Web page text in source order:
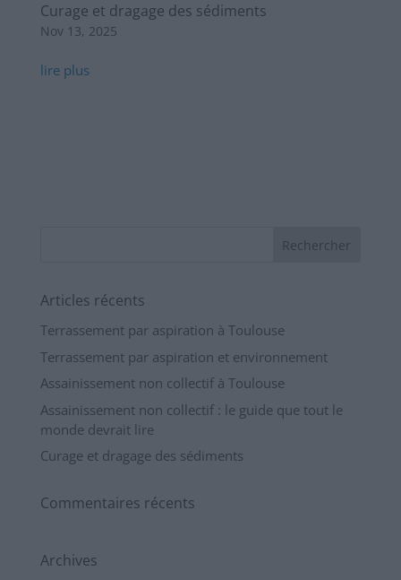
Curage et dragage des sédiments
Nov 13, 2025
lire plus
Articles récents
Terrassement par aspiration à Toulouse
Terrassement par aspiration et environnement
Assainissement non collectif à Toulouse
Assainissement non collectif : le guide que tout le
monde devrait lire
Curage et dragage des sédiments
Commentaires récents
Archives